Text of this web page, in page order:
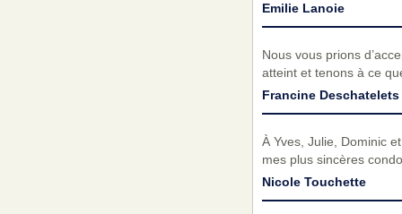
Emilie Lanoie
Nous vous prions
atteint et tenons à ce
Francine Deschatelets
À Yves, Julie, Dominic
mes plus sincères
Nicole Touchette